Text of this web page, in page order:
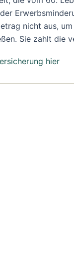
nicht aus,
Sie zahlt die
hier